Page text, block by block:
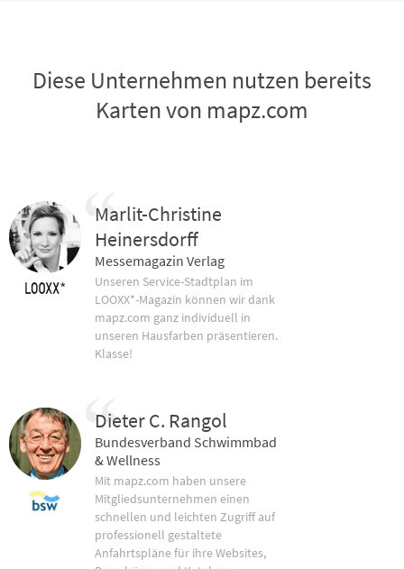
Diese Unternehmen nutzen bereits
Karten von mapz.com
Marlit-Christine
Heinersdorff
Messemagazin Verlag
Unseren Service-Stadtplan im
LOOXX*-Magazin können wir dank
mapz.com ganz individuell in
unseren Hausfarben präsentieren.
Klasse!
Dieter C. Rangol
Bundesverband Schwimmbad
& Wellness
Mit mapz.com haben unsere
Mitgliedsunternehmen einen
schnellen und leichten Zugriff auf
professionell gestaltete
Anfahrtspläne für ihre Websites,